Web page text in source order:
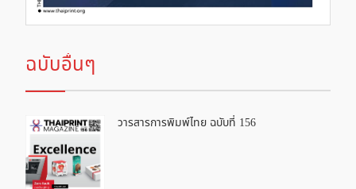
ฉบับอื่นๆ
วารสารการพิมพ์ไทย ฉบับที่ 156